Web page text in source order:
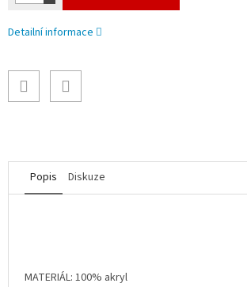
Detailní informace
Popis Diskuze
MATERIÁL: 100% akryl